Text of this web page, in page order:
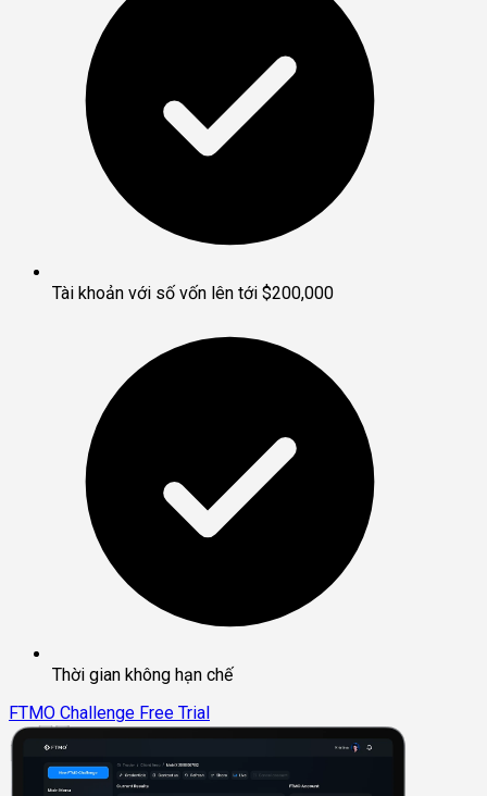
Tài khoản với số vốn lên tới $200,000
Thời gian không hạn chế
FTMO Challenge Free Trial